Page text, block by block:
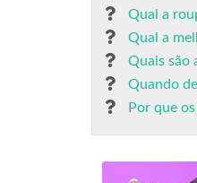
Qual a
Qual a
Quais são
Quando
Por que